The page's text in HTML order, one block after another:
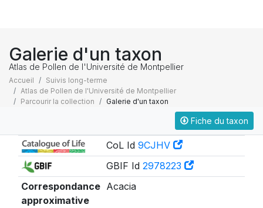
Galerie d'un taxon
Atlas de Pollen de l'Université de Montpellier
Accueil
Suivis long-terme
Atlas de Pollen de l'Université de Montpellier
Parcourir la collection
Galerie d'un taxon
Fiche du taxon
CoL Id 9CJHV
GBIF Id 2978223
Correspondance
approximative
Acacia